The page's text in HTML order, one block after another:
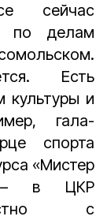
сейчас
по делам
Есть
культуры и
гала-
спорта
«Мистер
– в ЦКР
с